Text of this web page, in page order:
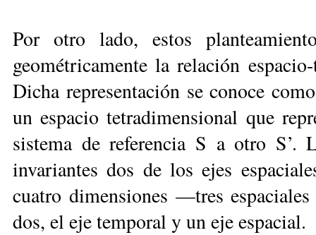
Por otro lado, estos
geométricamente la relación
Dicha representación se conoce
un espacio tetradimensional que
sistema de referencia S a otro S’.
invariantes dos de los ejes
cuatro dimensiones —tres
dos, el eje temporal y un eje espacial.